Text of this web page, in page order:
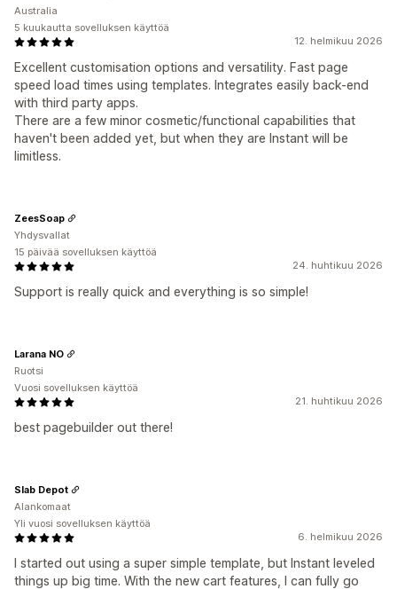
12. helmikuu 2026
Excellent customisation options and versatility. Fast page
speed load times using templates. Integrates easily back-end
with third party apps.
There are a few minor cosmetic/functional capabilities that
haven't been added yet, but when they are Instant will be
limitless.
Australia
5 kuukautta sovelluksen käyttöä
24. huhtikuu 2026
Support is really quick and everything is so simple!
ZeesSoap
Yhdysvallat
15 päivää sovelluksen käyttöä
21. huhtikuu 2026
best pagebuilder out there!
Larana NO
Ruotsi
Vuosi sovelluksen käyttöä
6. helmikuu 2026
I started out using a super simple template, but Instant leveled
things up big time. With the new cart features, I can fully go
Slab Depot
Alankomaat
Yli vuosi sovelluksen käyttöä